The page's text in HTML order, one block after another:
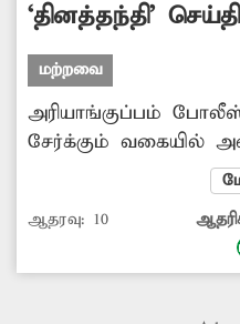
‘தினத்தந்தி’
மற்றவை
அரியாங்குப்பம்
சேர்க்கும் வகையில்
செயற்கை நீரூற்று
குப்பைகள் தேங்கி
தினத்தந்தியில்
பிரசுரிக்கப்பட்டது.
ஆதரவு: 10